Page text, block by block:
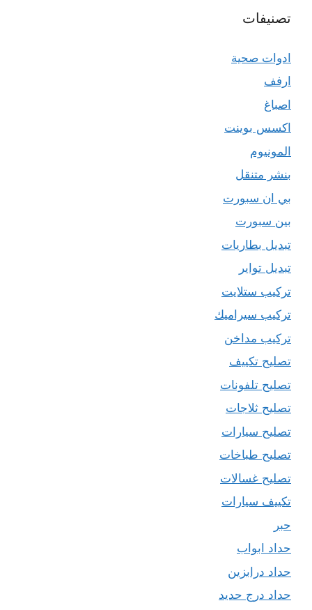
تصنيفات
ادوات صحية
ارفف
اصباغ
اكسس بوينت
المونيوم
بنشر متنقل
بي ان سبورت
بين سبورت
تبديل بطاريات
تبديل تواير
تركيب ستلايت
تركيب سيراميك
تركيب مداخن
تصليح تكييف
تصليح تلفونات
تصليح ثلاجات
تصليح سيارات
تصليح طباخات
تصليح غسالات
تكييف سيارات
حبر
حداد ابواب
حداد درابزين
حداد درج حديد